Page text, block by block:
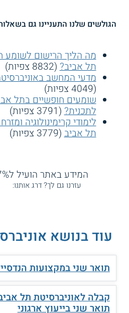
הגולשים שלנו התעניינו גם
מה הליך הרישום לשומע
תל אביב?(8832 צפיות)
מדעי המחשב
(4049 צפיות)
שומעים חופשיים בתל
לתכנית?(3791 צפיות)
לימודי קרימינולוגיה
תל אביב(3779 צפיות)
המידע באתר הועיל ל87% מהגולשים.
עזרנו גם לך? דרג אותנו:
עוד בנושא
תואר שני במקצועות
קבלה לאוניברסיטת תל
תואר שני בייעוץ ארגוני